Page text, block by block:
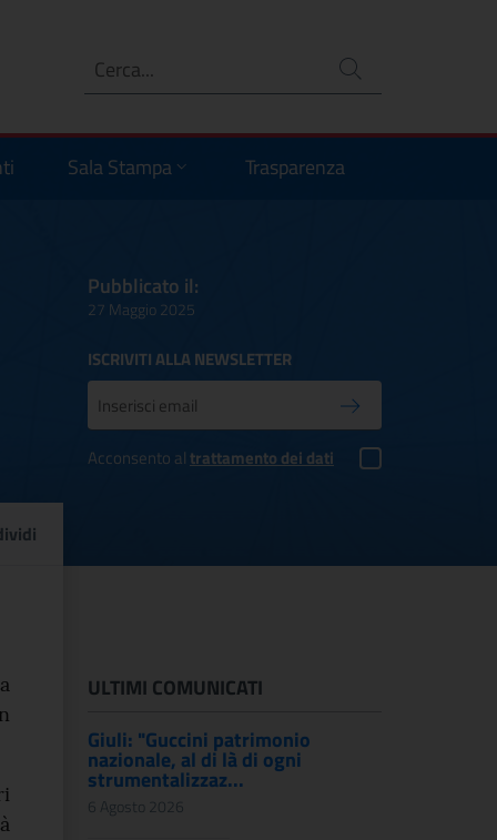
Ricerca
Sala Stampa Trasparenza
Pubblicato il:
27 Maggio 2025
ISCRIVITI ALLA NEWSLETTER
Conferma iscrizione
Acconsento altrattamento dei dati
Heritage in
ULTIMI COMUNICATI
Giuli: "Guccini patrimonio
nazionale, al di là di ogni
strumentalizzaz...
6 Agosto 2026